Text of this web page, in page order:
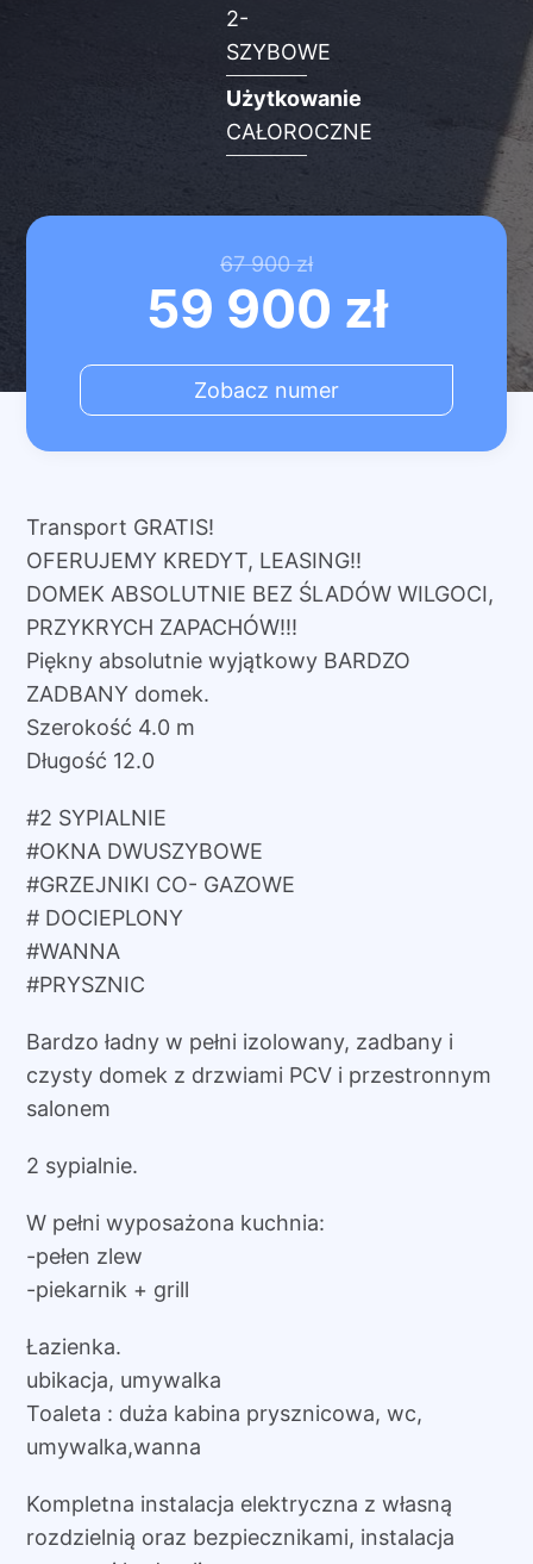
67 900zł
Pierwotna
cena
wynosiła:
900 zł.
59 900 zł
Aktualna
cena
wynosi:
900 zł.
Zobacz numer
2-
SZYBOWE
Użytkowanie
CAŁOROCZNE
Transport GRATIS!
OFERUJEMY KREDYT, LEASING!!
DOMEK ABSOLUTNIE BEZ ŚLADÓW WILGOCI,
PRZYKRYCH ZAPACHÓW!!!
Piękny absolutnie wyjątkowy BARDZO
ZADBANY domek.
Szerokość 4.0 m
Długość 12.0
#2 SYPIALNIE
#OKNA DWUSZYBOWE
#GRZEJNIKI CO- GAZOWE
# DOCIEPLONY
#WANNA
#PRYSZNIC
Bardzo ładny w pełni izolowany, zadbany i
czysty domek z drzwiami PCV i przestronnym
salonem
2 sypialnie.
W pełni wyposażona kuchnia:
-pełen zlew
-piekarnik + grill
Łazienka.
ubikacja, umywalka
Toaleta : duża kabina prysznicowa, wc,
umywalka,wanna
Kompletna instalacja elektryczna z własną
rozdzielnią oraz bezpiecznikami, instalacja